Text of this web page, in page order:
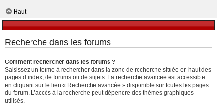
Haut
Recherche dans les forums
Comment rechercher dans les forums ?
Saisissez un terme à rechercher dans la zone de recherche située en haut des
pages d’index, de forums ou de sujets. La recherche avancée est accessible
en cliquant sur le lien « Recherche avancée » disponible sur toutes les pages
du forum. L’accès à la recherche peut dépendre des thèmes graphiques
utilisés.